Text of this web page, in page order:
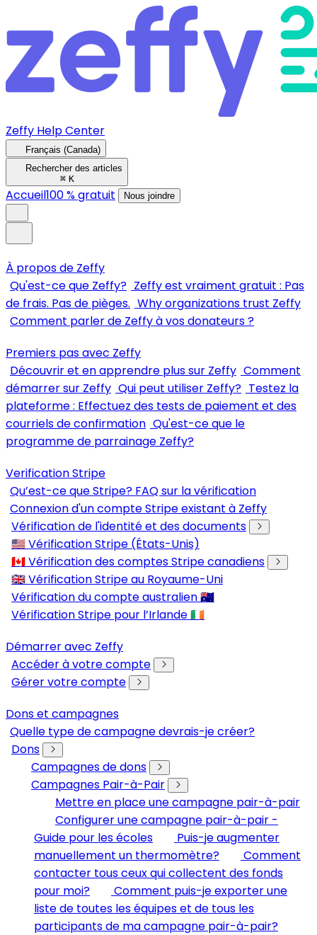
Zeffy Help Center
Français (Canada)
Rechercher des articles
⌘ K
Accueil100 % gratuit Nous joindre
À propos de Zeffy
Qu'est-ce que Zeffy? Zeffy est vraiment gratuit : Pas
de frais. Pas de pièges. Why organizations trust Zeffy
Comment parler de Zeffy à vos donateurs ?
Premiers pas avec Zeffy
Découvrir et en apprendre plus sur Zeffy Comment
démarrer sur Zeffy Qui peut utiliser Zeffy? Testez la
plateforme : Effectuez des tests de paiement et des
courriels de confirmation Qu'est-ce que le
programme de parrainage Zeffy?
Verification Stripe
Qu’est-ce que Stripe? FAQ sur la vérification
Connexion d'un compte Stripe existant à Zeffy
Vérification de l'identité et des documents
🇺🇸 Vérification Stripe (États-Unis)
🇨🇦 Vérification des comptes Stripe canadiens
🇬🇧 Vérification Stripe au Royaume-Uni
Vérification du compte australien 🇦🇺
Vérification Stripe pour l’Irlande 🇮🇪
Démarrer avec Zeffy
Accéder à votre compte
Gérer votre compte
Dons et campagnes
Quelle type de campagne devrais-je créer?
Dons
Campagnes de dons
Campagnes Pair-à-Pair
Mettre en place une campagne pair-à-pair
Configurer une campagne pair-à-pair -
Guide pour les écoles
Puis-je augmenter
manuellement un thermomètre?
Comment
contacter tous ceux qui collectent des fonds
pour moi?
Comment puis-je exporter une
liste de toutes les équipes et de tous les
participants de ma campagne pair-à-pair?